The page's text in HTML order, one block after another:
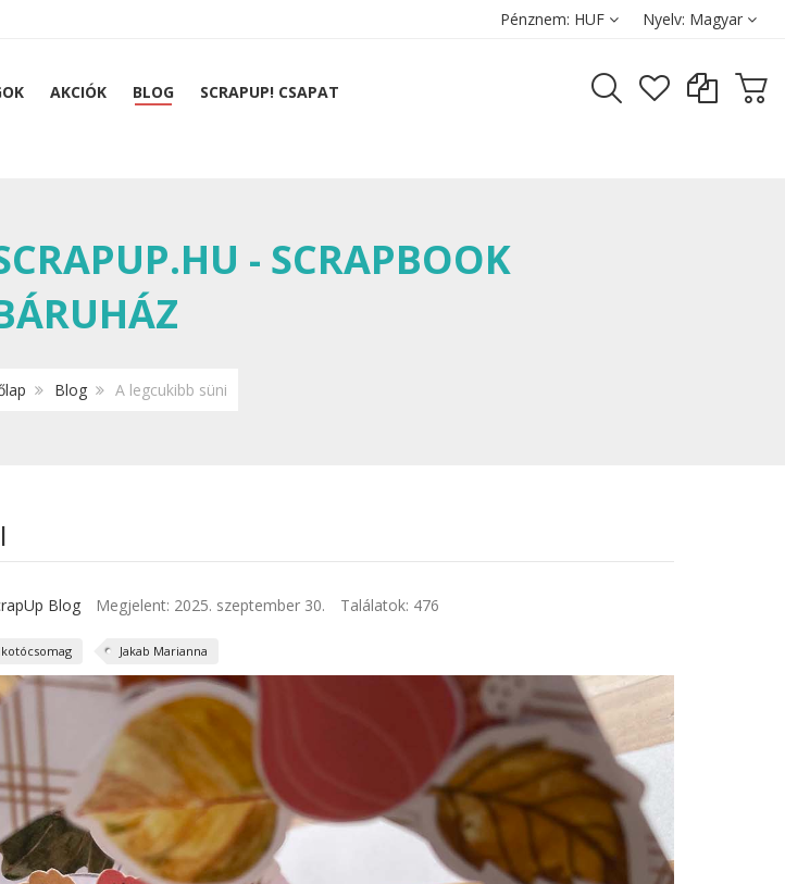
Nyelv: Magyar
Pénznem: HUF
AKCIÓK BLOG
SCRAPUP! CSAPAT
- SCRAPBOOK
Blog A legcukibb süni
Blog Megjelent: 2025. szeptember 30. Találatok: 476
Jakab Marianna